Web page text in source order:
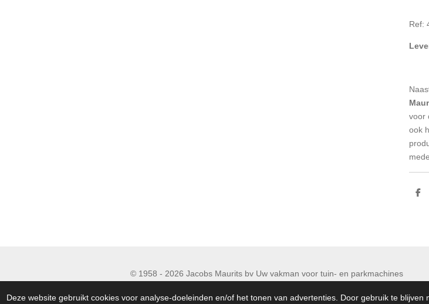
Deze website gebruikt cookies voor analyse-doeleinden en/of het tonen van advertenties. Door gebruik te
Ref:
voor
ook
D
© 1958 - 2026 Jacobs Maurits bv Uw vakman